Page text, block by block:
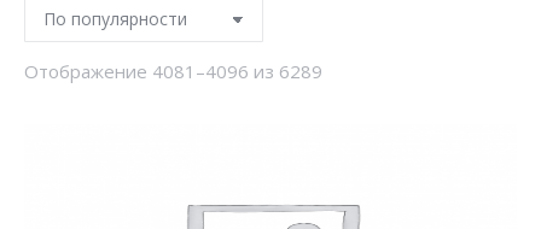
Отображение 4081–4096 из 6289